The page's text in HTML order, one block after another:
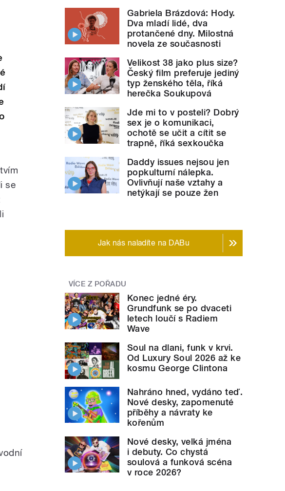
se
Gabriela Brázdová: Hody.
Dva mladí lidé, dva
protančené dny. Milostná
novela ze současnosti
Velikost 38 jako plus size?
Český film preferuje jediný
typ ženského těla, říká
herečka Soukupová
Jde mi to v posteli? Dobrý
sex je o komunikaci,
ochotě se učit a cítit se
trapně, říká sexkoučka
Daddy issues nejsou jen
popkulturní nálepka.
Ovlivňují naše vztahy a
netýkají se pouze žen
Jak nás naladíte na DABu
VÍCE Z POŘADU
Konec jedné éry.
Grundfunk se po dvaceti
letech loučí s Radiem
Wave
Soul na dlani, funk v krvi.
Od Luxury Soul 2026 až ke
kosmu George Clintona
Nahráno hned, vydáno teď.
Nové desky, zapomenuté
příběhy a návraty ke
kořenům
Nové desky, velká jména
i debuty. Co chystá
soulová a funková scéna
v roce 2026?